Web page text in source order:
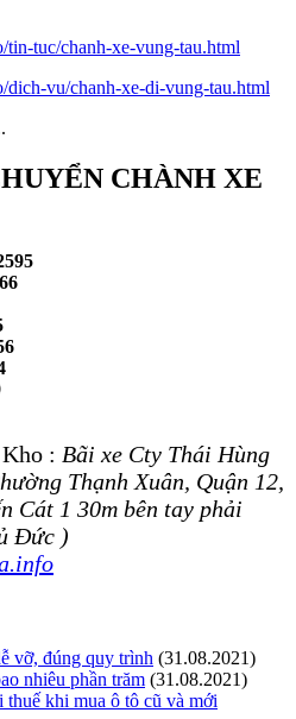
tin-tuc/chanh-xe-vung-tau.html
dich-vu/chanh-xe-di-vung-tau.html
CHÀNH XE
: Bãi xe Cty Thái Hùng
Thạnh Xuân, Quận 12,
1 30m bên tay phải
Đức )
vỡ, đúng quy trình (31.08.2021)
nhiêu phần trăm (31.08.2021)
khi mua ô tô cũ và mới